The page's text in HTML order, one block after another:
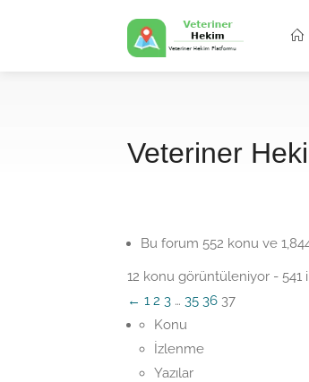
Veteriner
Bu forum 552 konu ve
12 konu görüntüleniyor - 541
← 1 2 3 … 35 36 37
Konu
İzlenme
Yazılar